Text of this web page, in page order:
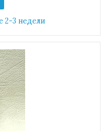
2-3 недели